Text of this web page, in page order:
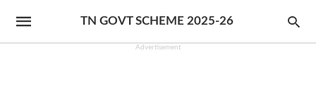
TN GOVT SCHEME 2025-26
Advertisement